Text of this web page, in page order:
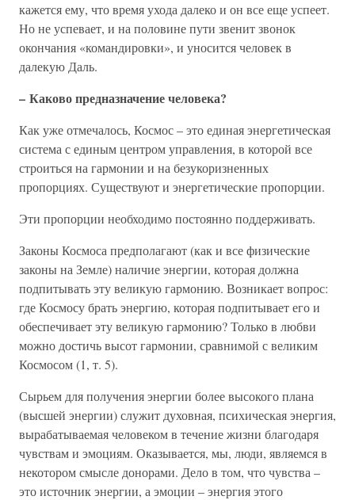
кажется ему, что время ухода далеко и он все еще успеет.
Но не успевает, и на половине пути звенит звонок
окончания «командировки», и уносится человек в
далекую Даль.
– Каково предназначение человека?
Как уже отмечалось, Космос – это единая энергетическая
система с единым центром управления, в которой все
строиться на гармонии и на безукоризненных
пропорциях. Существуют и энергетические пропорции.
Эти пропорции необходимо постоянно поддерживать.
Законы Космоса предполагают (как и все физические
законы на Земле) наличие энергии, которая должна
подпитывать эту великую гармонию. Возникает вопрос:
где Космосу брать энергию, которая подпитывает его и
обеспечивает эту великую гармонию? Только в любви
можно достичь высот гармонии, сравнимой с великим
Космосом (1, т. 5).
Сырьем для получения энергии более высокого плана
(высшей энергии) служит духовная, психическая энергия,
вырабатываемая человеком в течение жизни благодаря
чувствам и эмоциям. Оказывается, мы, люди, являемся в
некотором смысле донорами. Дело в том, что чувства –
это источник энергии, а эмоции – энергия этого